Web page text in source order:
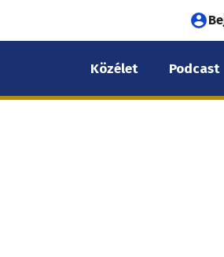
fiók
Közélet Podcast